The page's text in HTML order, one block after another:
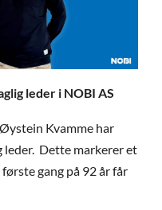
leder i NOBI AS
Kvamme har
leder. Dette markerer et
gang på 92 år får